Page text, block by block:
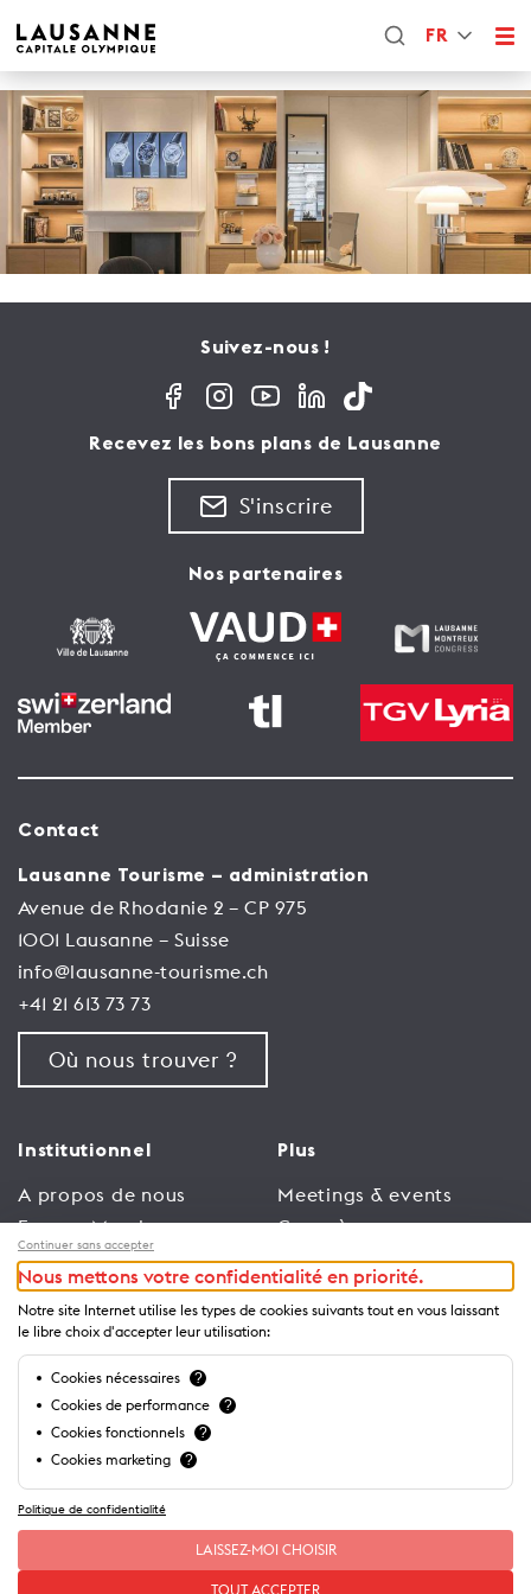
FR
Suivez-nous !
Recevez les bons plans de Lausanne
S'inscrire
Nos partenaires
Contact
Lausanne Tourisme – administration
Avenue de Rhodanie 2 – CP 975
1001 Lausanne – Suisse
info@lausanne-tourisme.ch
+41 21 613 73 73
Où nous trouver ?
Institutionnel
A propos de nous
Espace Membres
Emploi
Conditions générales
d’utilisation
Politique de
confidentialité
Plus
Meetings & events
Congrès
Trade
Espace Médias
Annonceurs
Brochures et guides
Continuer sans accepter
Nous mettons votre confidentialité en priorité.
Notre site Internet utilise les types de cookies suivants tout en vous laissant
le libre choix d'accepter leur utilisation:
Cookies nécessaires ?
Cookies de performance ?
Cookies fonctionnels ?
Cookies marketing ?
Politique de confidentialité
LAISSEZ-MOI CHOISIR
TOUT ACCEPTER